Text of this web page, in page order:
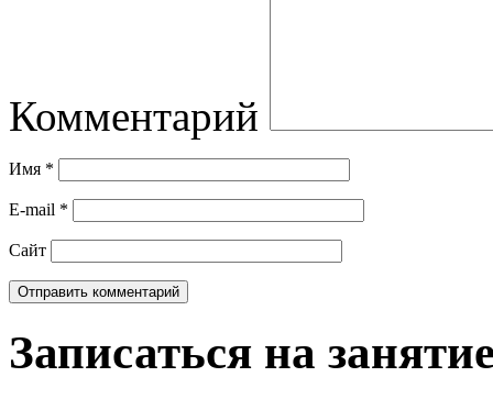
Комментарий
Имя *
E-mail *
Сайт
Записаться на